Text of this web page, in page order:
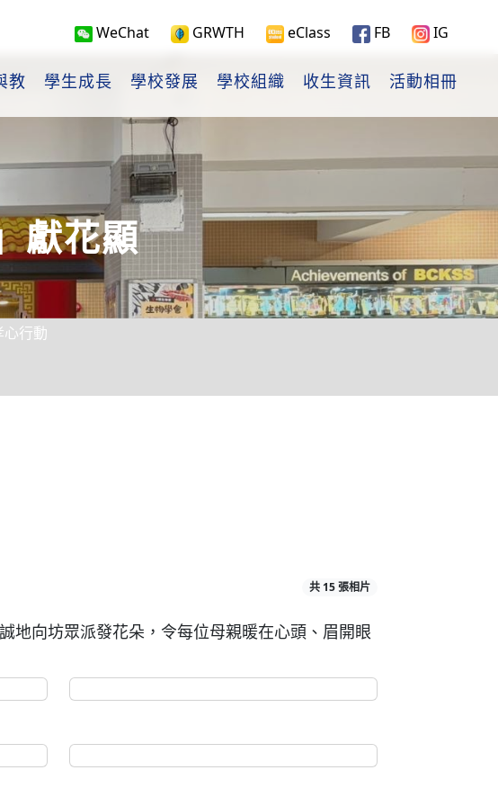
WeChat GRWTH eClass FB IG
教 學生成長 學校發展 學校組織 收生資訊 活動相冊
獻花顯
心行動
共 15 張相片
地向坊眾派發花朵，令每位母親暖在心頭、眉開眼